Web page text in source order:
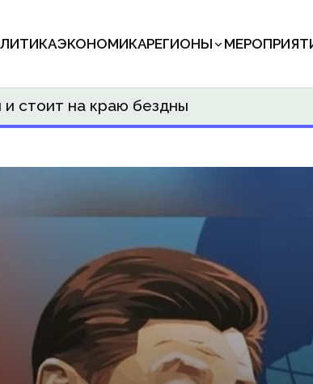
ЭКОНОМИКАРЕГИОНЫ
стоит на краю бездны